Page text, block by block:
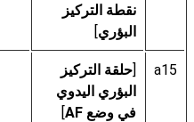
نقطة التركيز
البؤري]
a15
[حلقة التركيز
البؤري اليدوي
في وضع AF
]